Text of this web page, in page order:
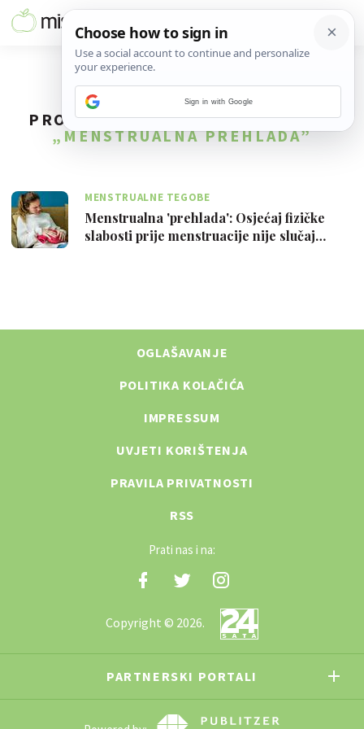
PRONAĐENO1REZULTATA ZA TAG
„MENSTRUALNA PREHLADA”
MENSTRUALNE TEGOBE
Menstrualna 'prehlada': Osjećaj fizičke
slabosti prije menstruacije nije slučaj…
OGLAŠAVANJE
POLITIKA KOLAČIĆA
IMPRESSUM
UVJETI KORIŠTENJA
PRAVILA PRIVATNOSTI
RSS
Prati nas i na:
Copyright © 2026.
PARTNERSKI PORTALI
Sign in with Google